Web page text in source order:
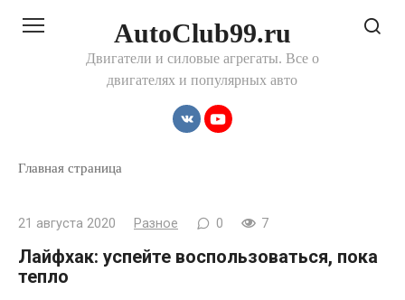
AutoClub99.ru
Двигатели и силовые агрегаты. Все о
двигателях и популярных авто
Главная страница
21 августа 2020 Разное 0 7
Лайфхак: успейте воспользоваться, пока
тепло